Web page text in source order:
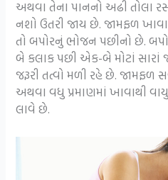
અથવા તેના પાનનો અઢી તોલા
નશો ઉતરી જાય છે. જામફળ ખાવા
તો બપોરનું ભોજન પછીનો છે.
બે કલાક પછી એક-બે મોટાં સારાં
જરૂરી તત્વો મળી રહે છે. જામફળ
અથવા વધુ પ્રમાણમાં ખાવાથી
લાવે છે.